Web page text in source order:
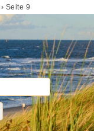
Seite 9